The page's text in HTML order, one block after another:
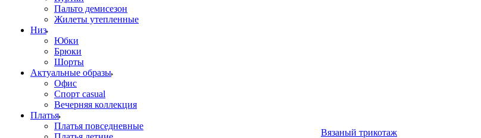
Пальто демисезон
Жилеты утепленные
Низ
Юбки
Брюки
Шорты
Актуальные образы
Офис
Спорт casual
Вечерняя коллекция
Платья
Платья повседневные
Вязаный трикотаж